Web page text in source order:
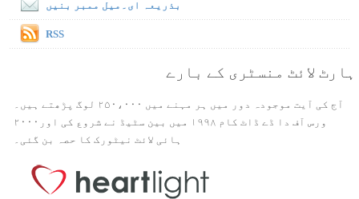
بذریعہ ای۔میل ممبر بنیں
RSS
ہارٹ لائٹ منسٹری کے بارے
آج کی آیت موجودہ دور میں ہر مہنے میں ۲۵۰،۰۰۰ لوگ پڑھتے ہیں۔
ورس آف دا ڈے ڈاٹ کام ۱۹۹۸ میں بین سٹیڈ نے شروع کی اور۲۰۰۰
ہائی لائٹ نیٹورک کا حصہ بن گئی۔